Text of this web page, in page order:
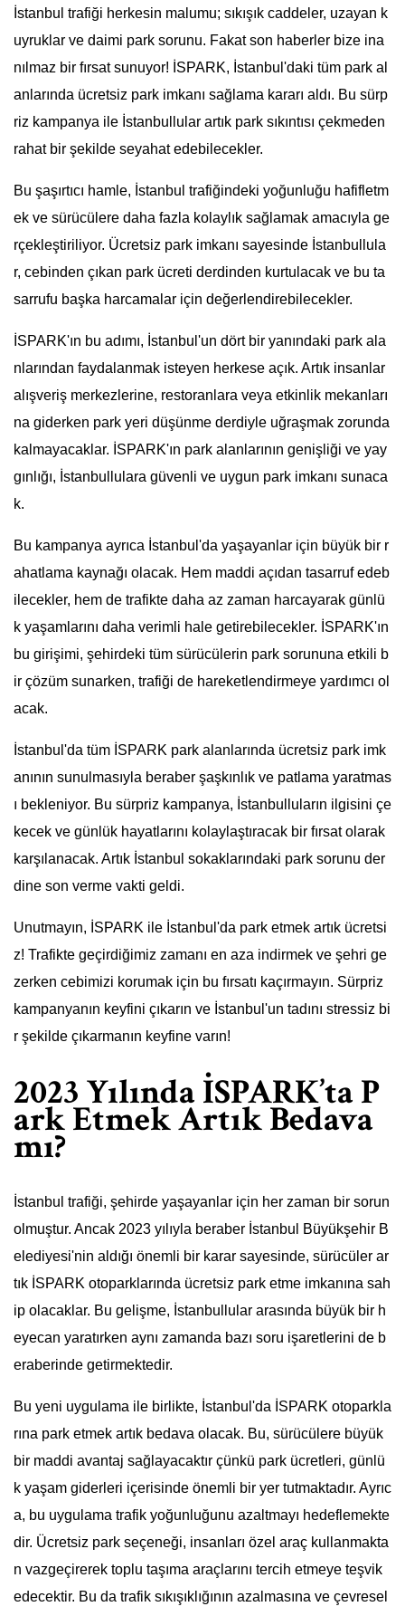
İstanbul trafiği herkesin malumu; sıkışık caddeler, uzayan k
uyruklar ve daimi park sorunu. Fakat son haberler bize ina
nılmaz bir fırsat sunuyor! İSPARK, İstanbul'daki tüm park al
anlarında ücretsiz park imkanı sağlama kararı aldı. Bu sürp
riz kampanya ile İstanbullular artık park sıkıntısı çekmeden
rahat bir şekilde seyahat edebilecekler.
Bu şaşırtıcı hamle, İstanbul trafiğindeki yoğunluğu hafifletm
ek ve sürücülere daha fazla kolaylık sağlamak amacıyla ge
rçekleştiriliyor. Ücretsiz park imkanı sayesinde İstanbullula
r, cebinden çıkan park ücreti derdinden kurtulacak ve bu ta
sarrufu başka harcamalar için değerlendirebilecekler.
İSPARK'ın bu adımı, İstanbul'un dört bir yanındaki park ala
nlarından faydalanmak isteyen herkese açık. Artık insanlar
alışveriş merkezlerine, restoranlara veya etkinlik mekanları
na giderken park yeri düşünme derdiyle uğraşmak zorunda
kalmayacaklar. İSPARK'ın park alanlarının genişliği ve yay
gınlığı, İstanbullulara güvenli ve uygun park imkanı sunaca
k.
Bu kampanya ayrıca İstanbul'da yaşayanlar için büyük bir r
ahatlama kaynağı olacak. Hem maddi açıdan tasarruf edeb
ilecekler, hem de trafikte daha az zaman harcayarak günlü
k yaşamlarını daha verimli hale getirebilecekler. İSPARK'ın
bu girişimi, şehirdeki tüm sürücülerin park sorununa etkili b
ir çözüm sunarken, trafiği de hareketlendirmeye yardımcı ol
acak.
İstanbul'da tüm İSPARK park alanlarında ücretsiz park imk
anının sunulmasıyla beraber şaşkınlık ve patlama yaratmas
ı bekleniyor. Bu sürpriz kampanya, İstanbulluların ilgisini çe
kecek ve günlük hayatlarını kolaylaştıracak bir fırsat olarak
karşılanacak. Artık İstanbul sokaklarındaki park sorunu der
dine son verme vakti geldi.
Unutmayın, İSPARK ile İstanbul'da park etmek artık ücretsi
z! Trafikte geçirdiğimiz zamanı en aza indirmek ve şehri ge
zerken cebimizi korumak için bu fırsatı kaçırmayın. Sürpriz
kampanyanın keyfini çıkarın ve İstanbul'un tadını stressiz bi
r şekilde çıkarmanın keyfine varın!
2023 Yılında İSPARK’ta P
ark Etmek Artık Bedava
mı?
İstanbul trafiği, şehirde yaşayanlar için her zaman bir sorun
olmuştur. Ancak 2023 yılıyla beraber İstanbul Büyükşehir B
elediyesi'nin aldığı önemli bir karar sayesinde, sürücüler ar
tık İSPARK otoparklarında ücretsiz park etme imkanına sah
ip olacaklar. Bu gelişme, İstanbullular arasında büyük bir h
eyecan yaratırken aynı zamanda bazı soru işaretlerini de b
eraberinde getirmektedir.
Bu yeni uygulama ile birlikte, İstanbul'da İSPARK otoparkla
rına park etmek artık bedava olacak. Bu, sürücülere büyük
bir maddi avantaj sağlayacaktır çünkü park ücretleri, günlü
k yaşam giderleri içerisinde önemli bir yer tutmaktadır. Ayrıc
a, bu uygulama trafik yoğunluğunu azaltmayı hedeflemekte
dir. Ücretsiz park seçeneği, insanları özel araç kullanmakta
n vazgeçirerek toplu taşıma araçlarını tercih etmeye teşvik
edecektir. Bu da trafik sıkışıklığının azalmasına ve çevresel